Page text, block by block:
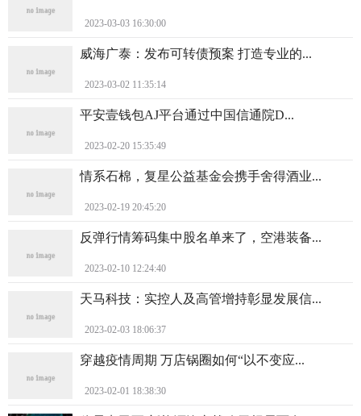
2023-03-03 16:30:00
威海广泰：发布可转债预案 打造专业的...
2023-03-02 11:35:14
平安壹钱包AJ平台通过中国信通院D...
2023-02-20 15:35:49
情系石棉，复星公益基金会携手舍得酒业...
2023-02-19 20:45:20
反弹行情筹码集中股名单来了，空港装备...
2023-02-10 12:24:40
天马科技：实控人及高管增持彰显发展信...
2023-02-03 18:06:37
穿越疫情周期 万店锅圈如何“以不变应...
2023-02-01 18:38:30